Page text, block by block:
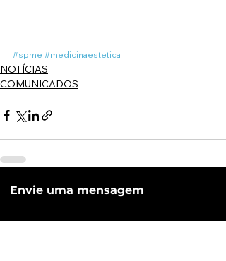
#spme #medicinaestetica
NOTÍCIAS
COMUNICADOS
Envie uma mensagem